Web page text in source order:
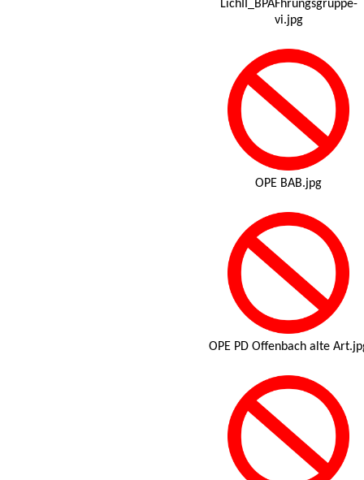
LichII_BPAFhrungsgruppe-
vi.jpg
OPE BAB.jpg
OPE PD Offenbach alte